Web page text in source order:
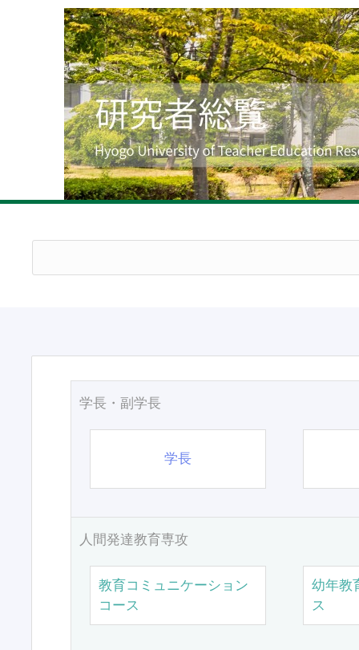
学長・副学長
学長
人間発達教育専攻
教育コミュニケーション
コース
幼年教
ス